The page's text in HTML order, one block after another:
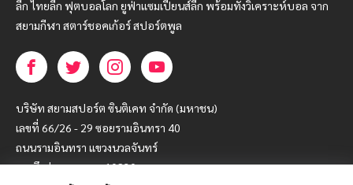
ลีก ไทยลีก ฟุตบอลโลก ยูฟ่าแซมเปี้ยนส์ลีก พร้อมทั้งวิเคราะห์บอล จาก
สยามกีฬา สตาร์ชอคเก้อร์ สปอร์ตพูล
บริษัท สยามสปอร์ต ซินติเคท จำกัด (มหาชน)
เลขที่ 66/26 - 29 ซอยรามอินทรา 40
ถนนรามอินทรา แขวงนวลจันทร์
เขตบึงกุ่ม กรุงเทพฯ 10230